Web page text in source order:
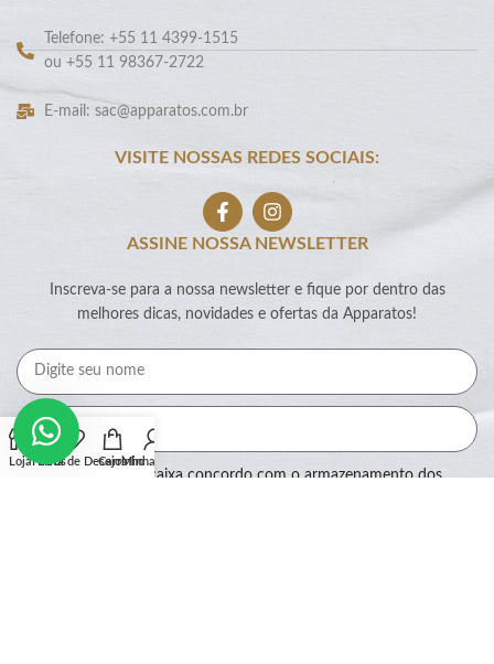
Telefone: +55 11 4399-1515
ou +55 11 98367-2722
E-mail: sac@apparatos.com.br
VISITE NOSSAS REDES SOCIAIS:
ASSINE NOSSA NEWSLETTER
Inscreva-se para a nossa newsletter e fique por dentro das
melhores dicas, novidades e ofertas da Apparatos!
Ao marcar essa caixa concordo com o armazenamento dos
LojaFiltros
Lista de Desejos
CarrinhoMinha conta